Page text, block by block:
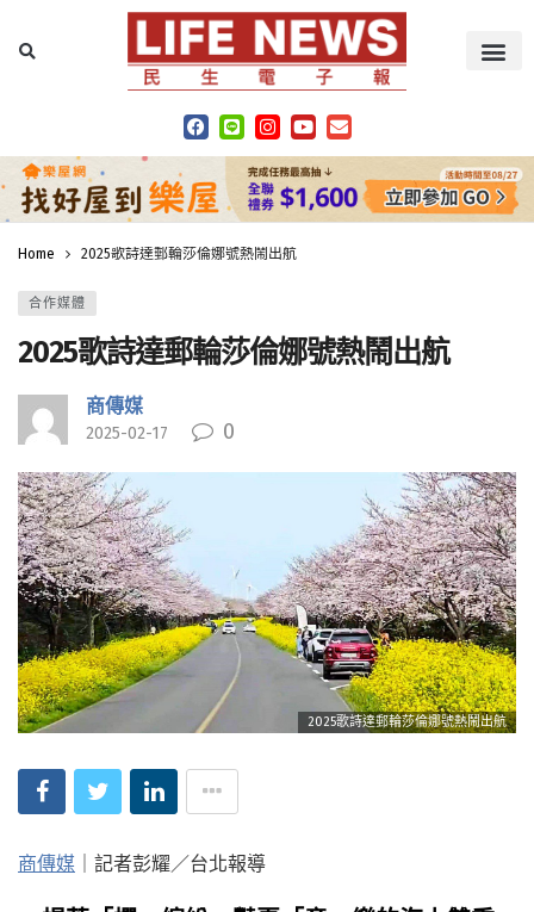
Home 2025歌詩達郵輪莎倫娜號熱鬧出航
合作媒體
2025歌詩達郵輪莎倫娜號熱鬧出航
商傳媒
2025-02-17 0
2025歌詩達郵輪莎倫娜號熱鬧出航
商傳媒 ｜記者彭耀／台北報導